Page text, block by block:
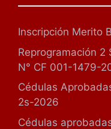
Inscripción Merito
Reprogramación 2
N° CF 001-1479-
Cédulas
2s-2026
Cédulas